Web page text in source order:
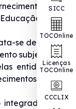
SICC
TOCOnline
Licenças
TOCOnline
CCCLIX
de
ou
se de uma
subjetivo,
entidades
que
integrado no